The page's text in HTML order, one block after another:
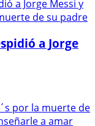
a Jorge